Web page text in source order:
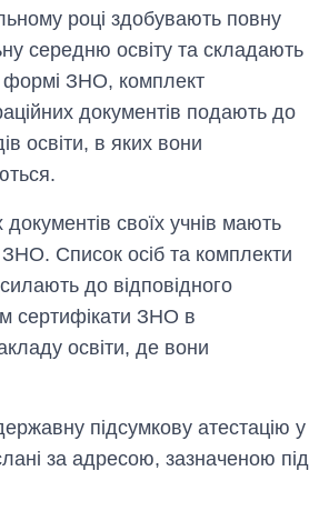
році здобувають повну
середню освіту та складають
ЗНО, комплект
документів подають до
освіти, в яких вони
своїх учнів мають
Список осіб та комплекти
до відповідного
сертифікати ЗНО в
освіти, де вони
підсумкову атестацію у
за адресою, зазначеною під
бюджет
Міністерства
оборони за 13
років війни з
росією